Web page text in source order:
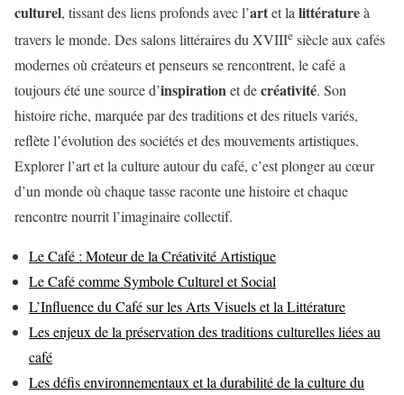
culturel, tissant des liens profonds avec l’artet la littératureà
travers le monde. Des salons littéraires du XVIIIe siècle aux cafés
modernes où créateurs et penseurs se rencontrent, le café a
toujours été une source d’inspirationet decréativité. Son
histoire riche, marquée par des traditions et des rituels variés,
reflète l’évolution des sociétés et des mouvements artistiques.
Explorer l’art et la culture autour du café, c’est plonger au cœur
d’un monde où chaque tasse raconte une histoire et chaque
rencontre nourrit l’imaginaire collectif.
Le Café : Moteur de la Créativité Artistique
Le Café comme Symbole Culturel et Social
L’Influence du Café sur les Arts Visuels et la Littérature
Les enjeux de la préservation des traditions culturelles liées au
café
Les défis environnementaux et la durabilité de la culture du